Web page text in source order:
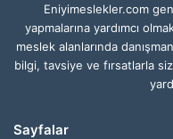
Eniyimeslekler.com
yapmalarına yardımcı
meslek alanlarında
bilgi, tavsiye ve fırsatlarla
Sayfalar